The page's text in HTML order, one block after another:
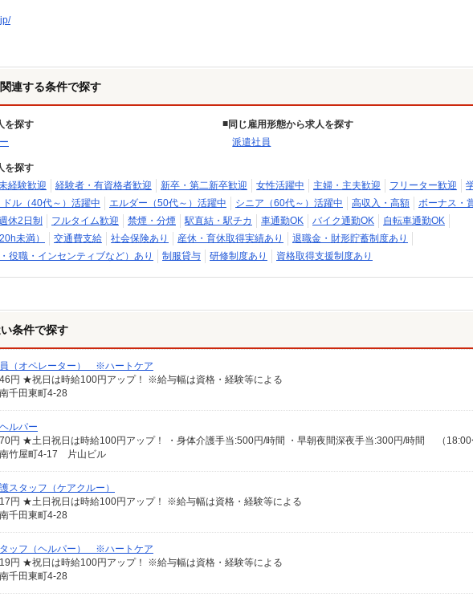
連する条件で探す
を探す
同じ雇用形態から求人を探す
派遣社員
を探す
経験歓迎 経験者・有資格者歓迎 新卒・第二新卒歓迎 女性活躍中 主婦・主夫歓迎 フリーター歓迎
ドル（40代～）活躍中 エルダー（50代～）活躍中 シニア（60代～）活躍中 高収入・高額
ボーナス・
休2日制 フルタイム歓迎 禁煙・分煙 駅直結・駅チカ 車通勤OK バイク通勤OK
自転車通勤OK
未満）
交通費支給 社会保険あり 産休・育休取得実績あり
退職金・財形貯蓄制度あり
役職・インセンティブなど）あり
制服貸与 研修制度あり 資格取得支援制度あり
条件で探す
（オペレーター） ※ハートケア
円 ★祝日は時給100円アップ！ ※給与幅は資格・経験等による
千田東町4-28
ルパー
竹屋町4-17 片山ビル
タッフ（ケアクルー）
円 ★土日祝日は時給100円アップ！ ※給与幅は資格・経験等による
千田東町4-28
ッフ（ヘルパー） ※ハートケア
円 ★祝日は時給100円アップ！ ※給与幅は資格・経験等による
千田東町4-28